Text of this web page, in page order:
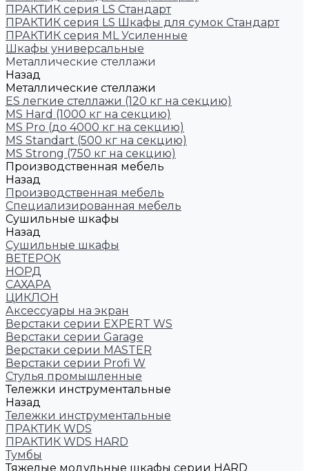
ПРАКТИК cерия LS Стандарт
ПРАКТИК серия LS Шкафы для сумок Стандарт
ПРАКТИК серия ML Усиленные
Шкафы универсальные
Металлические стеллажи
Назад
Металлические стеллажи
ES легкие стеллажи (120 кг на секцию)
MS Hard (1000 кг на секцию)
MS Pro (до 4000 кг на секцию)
MS Standart (500 кг на секцию)
MS Strong (750 кг на секцию)
Производственная мебель
Назад
Производственная мебель
Cпециализированная мебель
Cушильные шкафы
Назад
Cушильные шкафы
ВЕТЕРОК
НОРД
САХАРА
ЦИКЛОН
Аксессуары на экран
Верстаки серии EXPERT WS
Верстаки серии Garage
Верстаки серии MASTER
Верстаки серии Profi W
Стулья промышленные
Тележки инструментальные
Назад
Тележки инструментальные
ПРАКТИК WDS
ПРАКТИК WDS HARD
Тумбы
Тяжелые модульные шкафы серии HARD